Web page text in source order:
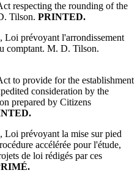
respecting the rounding of the
Tilson. PRINTED.
Loi prévoyant l'arrondissement
comptant. M. D. Tilson.
to provide for the establishment
consideration by the
prepared by Citizens
Loi prévoyant la mise sur pied
accélérée pour l'étude,
de loi rédigés par ces